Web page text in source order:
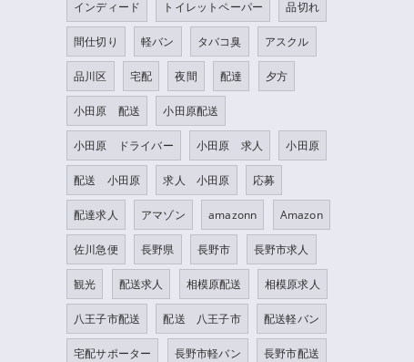
インディード トイレットペーパー 品切れ
間仕切り 軽バン タバコ臭 アスクル
品川区 宅配 夜間 配達 夕方
小田原 配送 小田原配送
小田原 ドライバー 小田原 求人 小田原
配送 小田原 求人 小田原 応募
配達求人 アマゾン amazonn Amazon
佐川急便 長野県 長野市 長野市求人
観光 配送求人 相模原配送 相模原求人
八王子市配送 配送 八王子市 配送軽バン
宅配サポーター 長野市軽バン 長野市配送